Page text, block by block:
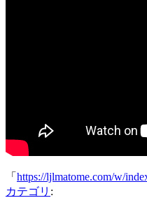
「 https://ljlmatome.com/w/
カテゴリ :